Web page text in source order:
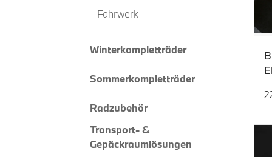
Fahrwerk
Winterkompletträder
Sommerkompletträder
Radzubehör
Transport- &
Gepäckraumlösungen